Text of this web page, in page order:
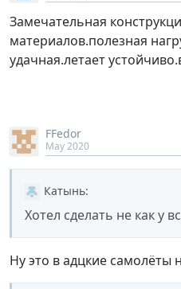
Замечательная
материалов.полезная
удачная.летает
FFedor
May 2020
Катынь:
Хотел сделать не как у
Ну это в адцкие самолёты